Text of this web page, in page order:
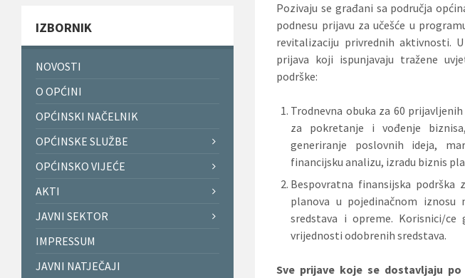
Pozivaju se građani sa područja
podnesu prijavu za učešće u
revitalizaciju privrednih aktivnosti.
prijava koji ispunjavaju tražene
podrške:
Trodnevna obuka za 60
za pokretanje i vođenje
generiranje poslovnih ideja,
financijsku analizu, izradu biznis
Bespovratna finansijska podrška
planova u pojedinačnom iznosu
sredstava i opreme. Korisnici/
vrijednosti odobrenih sredstava.
Sve prijave koje se dostavljaju
IZBORNIK
NOVOSTI
O OPĆINI
OPĆINSKI NAČELNIK
OPĆINSKE SLUŽBE
OPĆINSKO VIJEĆE
AKTI
JAVNI SEKTOR
IMPRESSUM
JAVNI NATJEČAJI